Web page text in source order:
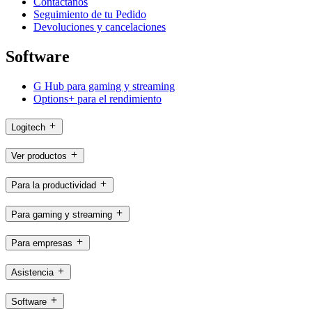
Seguimiento de tu Pedido
Devoluciones y cancelaciones
Software
G Hub para gaming y streaming
Options+ para el rendimiento
Logitech
Ver productos
Para la productividad
Para gaming y streaming
Para empresas
Asistencia
Software